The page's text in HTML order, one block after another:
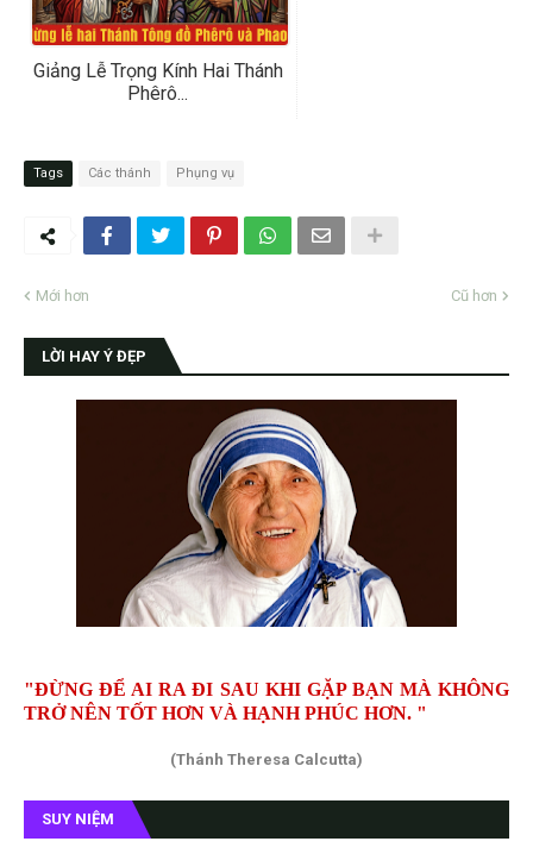
Giảng Lễ Trọng Kính Hai Thánh
Phêrô...
Tags Các thánh Phụng vụ
Mới hơn Cũ hơn
LỜI HAY Ý ĐẸP
"ĐỪNG ĐỂ AI RA ĐI SAU KHI GẶP BẠN MÀ KHÔNG
TRỞ NÊN TỐT HƠN VÀ HẠNH PHÚC HƠN. "
(Thánh Theresa Calcutta)
SUY NIỆM